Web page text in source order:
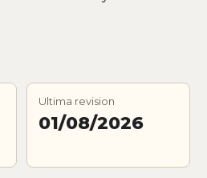
Ultima revision
01/08/2026